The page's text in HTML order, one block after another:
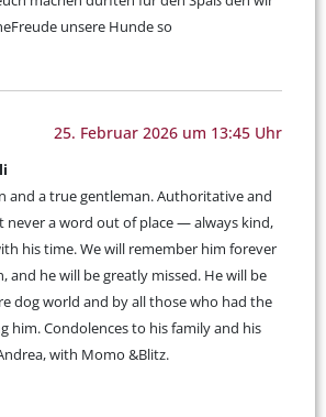
unsere Hunde so
25. Februar 2026 um 13:45 Uhr
and a true gentleman. Authoritative and
never a word out of place — always kind,
his time. We will remember him forever
and he will be greatly missed. He will be
dog world and by all those who had the
him. Condolences to his family and his
with Momo &Blitz.